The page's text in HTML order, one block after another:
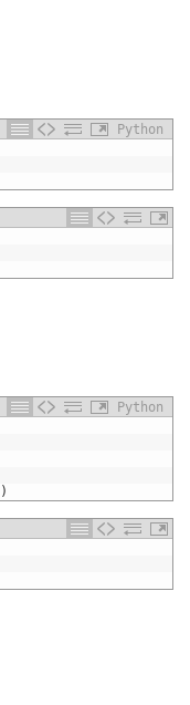
Python
Python
)